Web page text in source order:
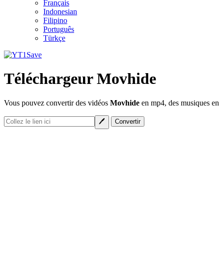
Français
Indonesian
Filipino
Português
Türkçe
Téléchargeur Movhide
Vous pouvez convertir des vidéos Movhide en mp4, des musiques